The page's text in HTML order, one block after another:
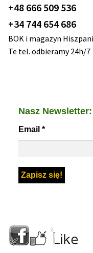
+48 666 509 536
+34 744 654 686
BOK i magazyn
Te tel. odbieramy 24h/7
Nasz Newsletter:
Email *